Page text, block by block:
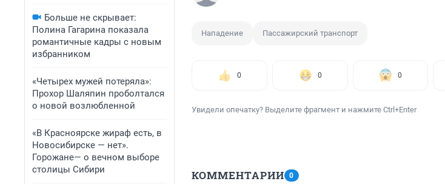
Больше не скрывает:
Полина Гагарина показала
романтичные кадры с новым
избранником
«Четырех мужей потеряла»:
Прохор Шаляпин проболтался
о новой возлюбленной
«В Красноярске жираф есть, в
Новосибирске — нет».
Горожане— о вечном выборе
столицы Сибири
Нападение Пассажирский транспорт
0 0 0
Увидели опечатку? Выделите фрагмент и нажмите Ctrl+Enter
КОММЕНТАРИИ 0